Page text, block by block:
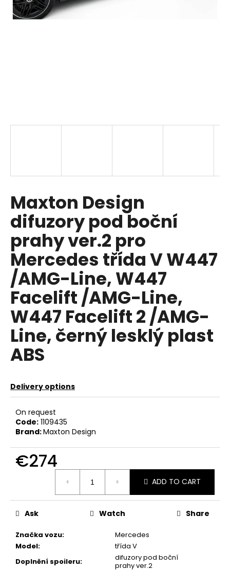
Maxton Design
difuzory pod boční
prahy ver.2 pro
Mercedes třída V W447
/AMG-Line, W447
Facelift /AMG-Line,
W447 Facelift 2 /AMG-
Line, černý lesklý plast
ABS
Delivery options
On request
Code: 1109435
Brand:Maxton Design
€274
ADD TO CART
Značka vozu:
Mercedes
Model:
třída V
Doplnění spoileru:
difuzory pod boční
prahy ver.2
Ask Watch Share
i
e
r
e
c
o
m
m
e
n
d
REVO
LOGO
SAMOLEPKA